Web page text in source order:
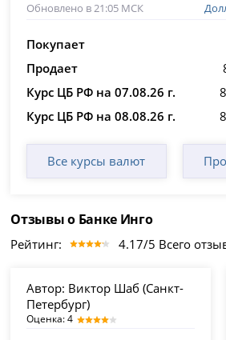
Обновлено в 21:05 МСК
Покупает
Продает
Курс ЦБ РФ на 07.08.26 г.
Курс ЦБ РФ на 08.08.26 г.
Все курсы валют
Отзывы о Банке Инго
Рейтинг: 4.17/5 Всего
Автор: Виктор Шаб (Санкт-
Петербург)
Оценка: 4